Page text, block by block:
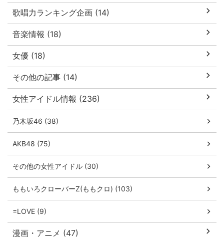
歌唱力ランキング企画 (14)
音楽情報 (18)
女優 (18)
その他の記事 (14)
女性アイドル情報 (236)
乃木坂46 (38)
AKB48 (75)
その他の女性アイドル (30)
ももいろクローバーZ(ももクロ) (103)
=LOVE (9)
漫画・アニメ (47)